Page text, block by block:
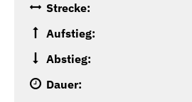
Strecke:
Aufstieg:
Abstieg:
Dauer: